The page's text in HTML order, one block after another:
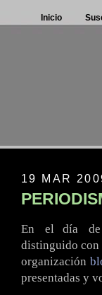
Inicio
19 MAR
En el día. de
distinguido con
organización
presentadas y